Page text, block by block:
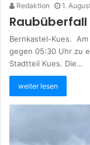
Redaktion 1.
Raubüberfall
Bernkastel-Kues. Am
gegen 05:30 Uhr zu
Stadtteil Kues. Die…
weiter lesen